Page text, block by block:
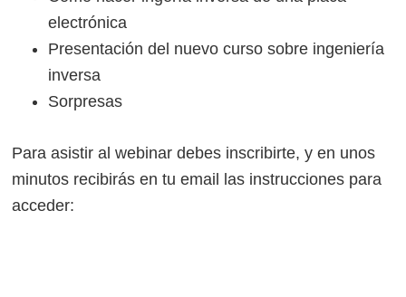
electrónica
Presentación del nuevo curso sobre ingeniería
inversa
Sorpresas
Para asistir al webinar debes inscribirte, y en unos
minutos recibirás en tu email las instrucciones para
acceder: